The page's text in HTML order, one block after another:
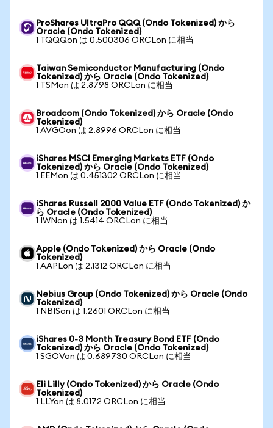
ProShares UltraPro QQQ (Ondo Tokenized) から
Oracle (Ondo Tokenized)
1 TQQQon は 0.500306 ORCLon に相当
Taiwan Semiconductor Manufacturing (Ondo
Tokenized) から Oracle (Ondo Tokenized)
1 TSMon は 2.8798 ORCLon に相当
Broadcom (Ondo Tokenized) から Oracle (Ondo
Tokenized)
1 AVGOon は 2.8996 ORCLon に相当
iShares MSCI Emerging Markets ETF (Ondo
Tokenized) から Oracle (Ondo Tokenized)
1 EEMon は 0.451302 ORCLon に相当
iShares Russell 2000 Value ETF (Ondo Tokenized) か
ら Oracle (Ondo Tokenized)
1 IWNon は 1.5414 ORCLon に相当
Apple (Ondo Tokenized) から Oracle (Ondo
Tokenized)
1 AAPLon は 2.1312 ORCLon に相当
Nebius Group (Ondo Tokenized) から Oracle (Ondo
Tokenized)
1 NBISon は 1.2601 ORCLon に相当
iShares 0-3 Month Treasury Bond ETF (Ondo
Tokenized) から Oracle (Ondo Tokenized)
1 SGOVon は 0.689730 ORCLon に相当
Eli Lilly (Ondo Tokenized) から Oracle (Ondo
Tokenized)
1 LLYon は 8.0172 ORCLon に相当